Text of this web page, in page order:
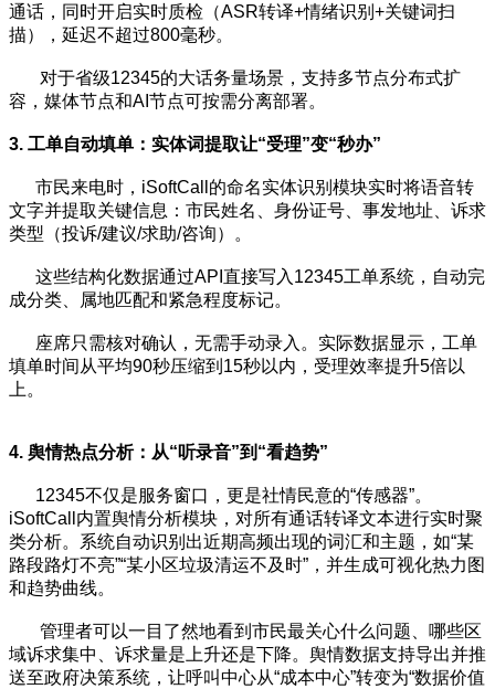
通话，同时开启实时质检（ASR转译+情绪识别+关键词扫
描），延迟不超过800毫秒。
对于省级12345的大话务量场景，支持多节点分布式扩
容，媒体节点和AI节点可按需分离部署。
3. 工单自动填单：实体词提取让“受理”变“秒办”
市民来电时，iSoftCall的命名实体识别模块实时将语音转
文字并提取关键信息：市民姓名、身份证号、事发地址、诉求
类型（投诉/建议/求助/咨询）。
这些结构化数据通过API直接写入12345工单系统，自动完
成分类、属地匹配和紧急程度标记。
座席只需核对确认，无需手动录入。实际数据显示，工单
填单时间从平均90秒压缩到15秒以内，受理效率提升5倍以
上。
4. 舆情热点分析：从“听录音”到“看趋势”
12345不仅是服务窗口，更是社情民意的“传感器”。
iSoftCall内置舆情分析模块，对所有通话转译文本进行实时聚
类分析。系统自动识别出近期高频出现的词汇和主题，如“某
路段路灯不亮”“某小区垃圾清运不及时”，并生成可视化热力图
和趋势曲线。
管理者可以一目了然地看到市民最关心什么问题、哪些区
域诉求集中、诉求量是上升还是下降。舆情数据支持导出并推
送至政府决策系统，让呼叫中心从“成本中心”转变为“数据价值